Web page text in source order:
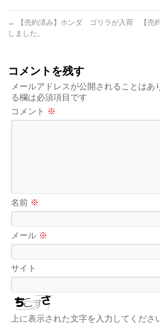
←
【売約済み】ホンダ ゴリラが入荷
しました。
【売
コメントを残す
メールアドレスが公開されることはあ
る欄は必須項目です
コメント ※
名前 ※
メール ※
サイト
上に表示された文字を入力してくださ